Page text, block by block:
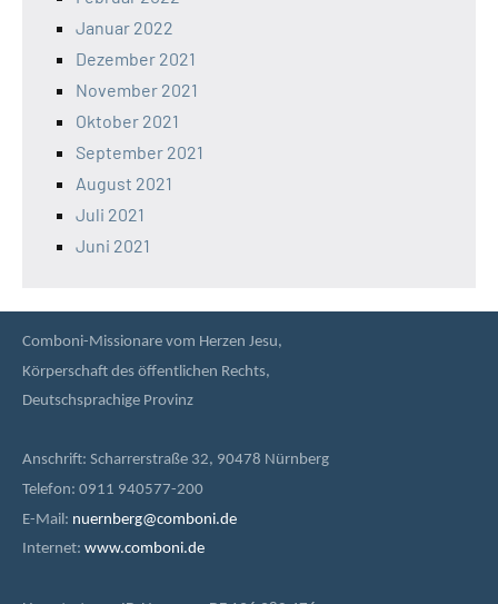
Januar 2022
Dezember 2021
November 2021
Oktober 2021
September 2021
August 2021
Juli 2021
Juni 2021
Comboni-Missionare vom Herzen Jesu,
Körperschaft des öffentlichen Rechts,
Deutschsprachige Provinz
Anschrift: Scharrerstraße 32, 90478 Nürnberg
Telefon: 0911 940577-200
E-Mail: nuernberg@comboni.de
Internet: www.comboni.de